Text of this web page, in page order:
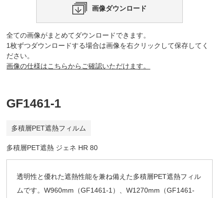
画像ダウンロード
全ての画像がまとめてダウンロードできます。
1枚ずつダウンロードする場合は画像を右クリックして保存してく
ださい。
画像の仕様はこちらからご確認いただけます。
GF1461-1
多積層PET遮熱フィルム
多積層PET遮熱 ジェネ HR 80
透明性と優れた遮熱性能を兼ね備えた多積層PET遮熱フィル
ムです。W960mm（GF1461-1）、W1270mm（GF1461-